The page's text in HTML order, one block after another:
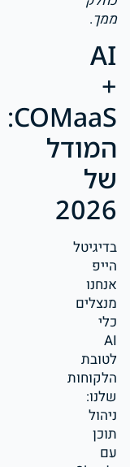
ממך.
AI
+
COMaaS:
המודל
של
2026
בדיגיטל
הייפ
אנחנו
מנצלים
כלי
AI
לטובת
הלקוחות
שלנו:
ניהול
תוכן
עם